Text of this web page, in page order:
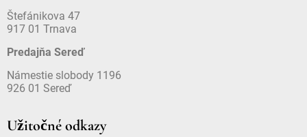
Štefánikova 47
917 01 Trnava
Predajňa Sereď
Námestie slobody 1196
926 01 Sereď
Užitočné odkazy